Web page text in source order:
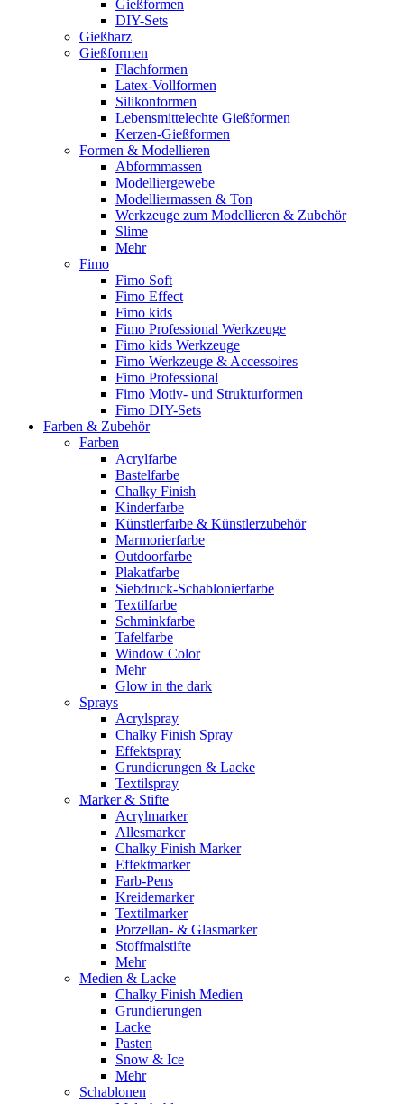
Gießformen
DIY-Sets
Gießharz
Gießformen
Flachformen
Latex-Vollformen
Silikonformen
Lebensmittelechte Gießformen
Kerzen-Gießformen
Formen & Modellieren
Abformmassen
Modelliergewebe
Modelliermassen & Ton
Werkzeuge zum Modellieren & Zubehör
Slime
Mehr
Fimo
Fimo Soft
Fimo Effect
Fimo kids
Fimo Professional Werkzeuge
Fimo kids Werkzeuge
Fimo Werkzeuge & Accessoires
Fimo Professional
Fimo Motiv- und Strukturformen
Fimo DIY-Sets
Farben & Zubehör
Farben
Acrylfarbe
Bastelfarbe
Chalky Finish
Kinderfarbe
Künstlerfarbe & Künstlerzubehör
Marmorierfarbe
Outdoorfarbe
Plakatfarbe
Siebdruck-Schablonierfarbe
Textilfarbe
Schminkfarbe
Tafelfarbe
Window Color
Mehr
Glow in the dark
Sprays
Acrylspray
Chalky Finish Spray
Effektspray
Grundierungen & Lacke
Textilspray
Marker & Stifte
Acrylmarker
Allesmarker
Chalky Finish Marker
Effektmarker
Farb-Pens
Kreidemarker
Textilmarker
Porzellan- & Glasmarker
Stoffmalstifte
Mehr
Medien & Lacke
Chalky Finish Medien
Grundierungen
Lacke
Pasten
Snow & Ice
Mehr
Schablonen